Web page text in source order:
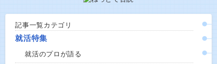
記事一覧カテゴリ
就活特集
就活のプロが語る